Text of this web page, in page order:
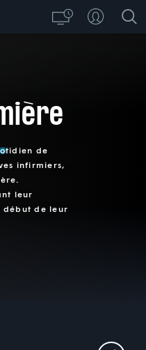
de
infirmiers,
leur
début de leur